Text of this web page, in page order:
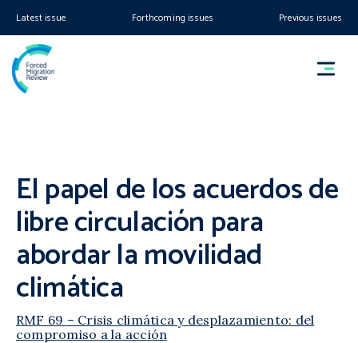
Latest issue Forthcoming issues Previous issues
El papel de los acuerdos de
libre circulación para
abordar la movilidad
climática
RMF 69 – Crisis climática y desplazamiento: del
compromiso a la acción